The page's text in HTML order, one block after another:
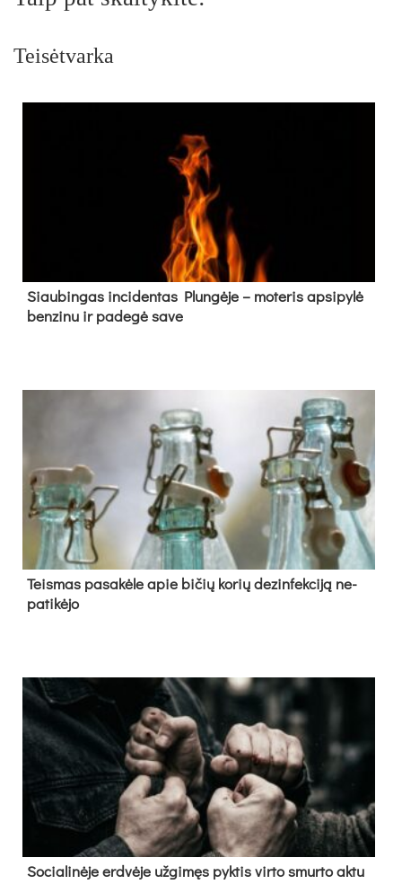
Teisėtvarka
Siau­bin­gas in­ci­den­tas Plun­gė­je – mo­te­ris ap­si­py­lė
ben­zi­nu ir pa­de­gė sa­ve
Teis­mas pa­sa­kė­le apie bi­čių ko­rių de­zin­fek­ci­ją ne­
pa­ti­kė­jo
So­cia­li­nė­je erd­vė­je už­gi­męs pyk­tis vir­to smur­to ak­tu